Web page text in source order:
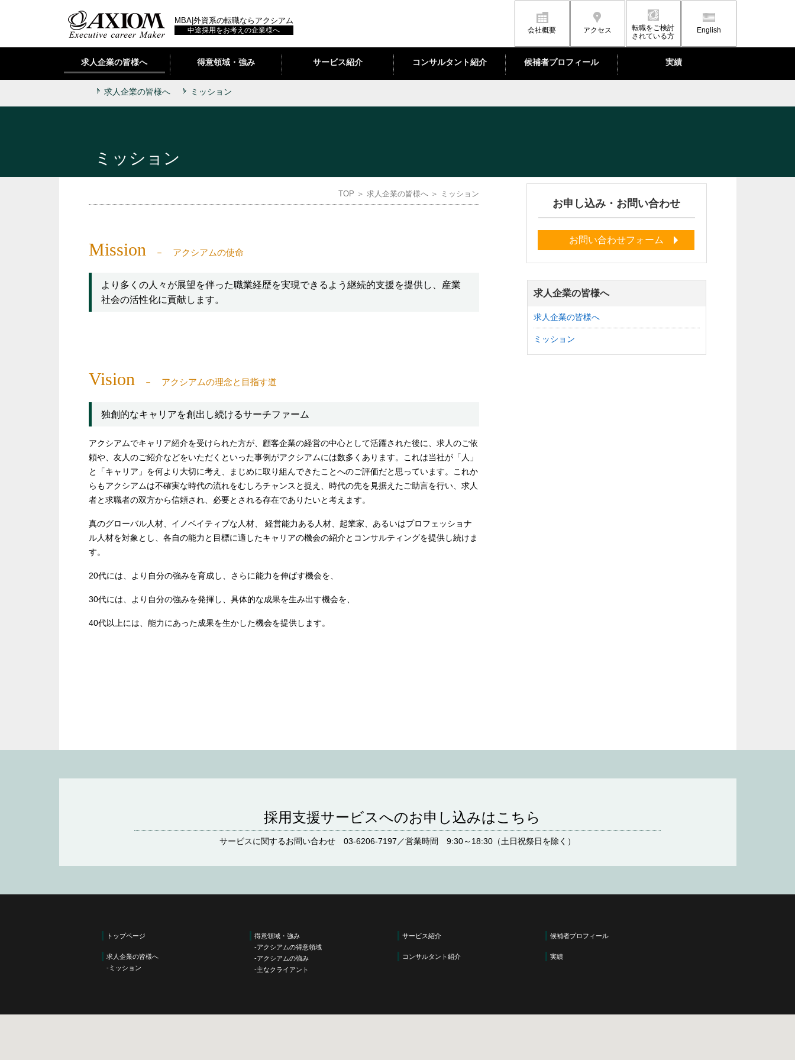
MBA|外資系の転職ならアクシアム
中途採用をお考えの企業様へ 会社概要 アクセス
転職をご検討
されている方
English
求人企業の皆様へ 得意領域・強み サービス紹介 コンサルタント紹介 候補者プロフィール 実績
求人企業の皆様へ ミッション
ミッション
TOP ＞ 求人企業の皆様へ ＞ ミッション
Mission アクシアムの使命
より多くの人々が展望を伴った職業経歴を実現できるよう継続的支援を提供し、産業
社会の活性化に貢献します。
Vision アクシアムの理念と目指す道
独創的なキャリアを創出し続けるサーチファーム
アクシアムでキャリア紹介を受けられた方が、顧客企業の経営の中心として活躍された後に、求人のご依
頼や、友人のご紹介などをいただくといった事例がアクシアムには数多くあります。これは当社が「人」
と「キャリア」を何より大切に考え、まじめに取り組んできたことへのご評価だと思っています。これか
らもアクシアムは不確実な時代の流れをむしろチャンスと捉え、時代の先を見据えたご助言を行い、求人
者と求職者の双方から信頼され、必要とされる存在でありたいと考えます。
真のグローバル人材、イノベイティブな人材、 経営能力ある人材、起業家、あるいはプロフェッショナ
ル人材を対象とし、各自の能力と目標に適したキャリアの機会の紹介とコンサルティングを提供し続けま
す。
20代には、より自分の強みを育成し、さらに能力を伸ばす機会を、
30代には、より自分の強みを発揮し、具体的な成果を生み出す機会を、
40代以上には、能力にあった成果を生かした機会を提供します。
お申し込み・お問い合わせ
お問い合わせフォーム
求人企業の皆様へ
求人企業の皆様へ
ミッション
採用支援サービスへのお申し込みはこちら
サービスに関するお問い合わせ 03-6206-7197 ／営業時間 9:30～18:30（土日祝祭日を除く）
トップページ
求人企業の皆様へ
ミッション
得意領域・強み
アクシアムの得意領域
アクシアムの強み
主なクライアント
サービス紹介
コンサルタント紹介
候補者プロフィール
実績